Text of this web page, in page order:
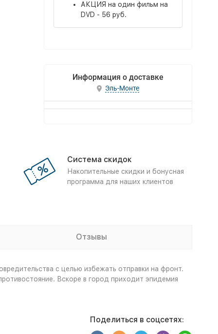
АКЦИЯ на один фильм на
DVD - 56 руб.
Информация о доставке
Эль-Монте
Система скидок
Накопительные скидки и бонусная
программа для наших клиентов
Отзывы
с целью избежать отправки на фронт.
Вскоре в город приходит эпидемия
Поделиться в соцсетях: